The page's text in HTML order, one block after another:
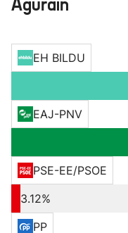
Agurain
EH BILDU
EAJ-PNV
PSE-EE/PSOE
3.12%
PP